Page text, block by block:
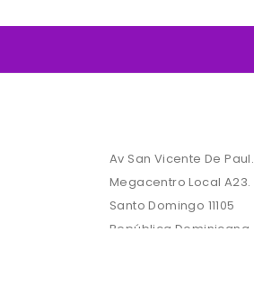
Av San Vicente De Paul.
Megacentro Local A23.
Santo Domingo 11105
República Dominicana